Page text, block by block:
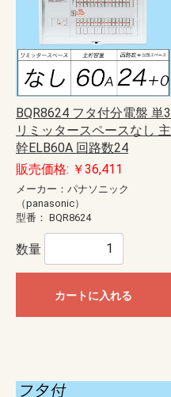
BQR8624 フタ付分電盤 単3
リミッタースペースなし 主
幹ELB60A 回路数24
販売価格: ￥36,411
メーカー：パナソニック
（panasonic）
型番： BQR8624
数量
カートに入れる